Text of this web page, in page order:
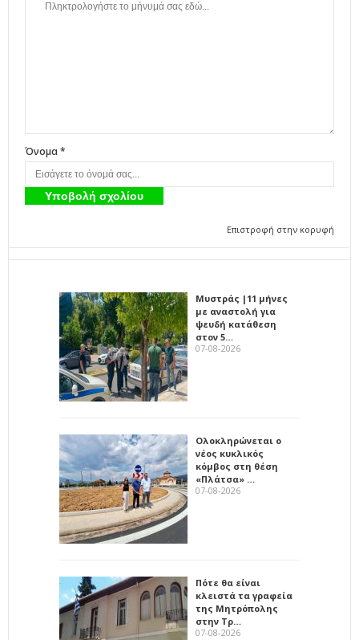
Όνομα *
Επιστροφή στην κορυφή
Μυστράς |11 μήνες
με αναστολή για
ψευδή κατάθεση
στον 5…
07-08-2026
Ολοκληρώνεται ο
νέος κυκλικός
κόμβος στη θέση
«Πλάτσα» …
07-08-2026
Πότε θα είναι
κλειστά τα γραφεία
της Μητρόπολης
στην Τρ…
07-08-2026